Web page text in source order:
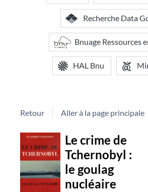
Recherche Data
Bnuage Ressources
HAL Bnu
Retour Aller à la page principale
Détail
document
Le crime de
Tchernobyl :
le goulag
nucléaire